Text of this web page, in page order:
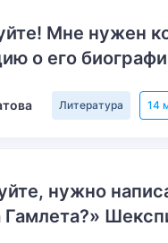
Мне нужен
о его
Литература 14
нужно